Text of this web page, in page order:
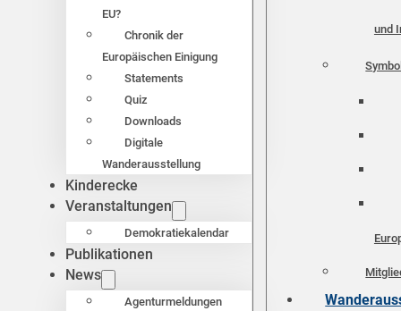
EU?
Chronik der
Europäischen Einigung
Statements
Quiz
Downloads
Digitale
Wanderausstellung
Kinderecke
Veranstaltungen
Demokratiekalendar
Publikationen
News
Agenturmeldungen
und